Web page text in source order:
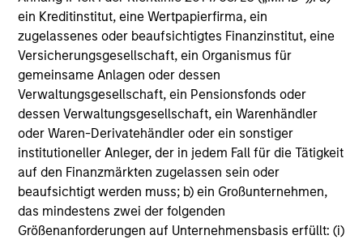
ein Kreditinstitut, eine Wertpapierfirma, ein
zugelassenes oder beaufsichtigtes Finanzinstitut, eine
Versicherungsgesellschaft, ein Organismus für
gemeinsame Anlagen oder dessen
Verwaltungsgesellschaft, ein Pensionsfonds oder
dessen Verwaltungsgesellschaft, ein Warenhändler
oder Waren-Derivatehändler oder ein sonstiger
institutioneller Anleger, der in jedem Fall für die Tätigkeit
auf den Finanzmärkten zugelassen sein oder
beaufsichtigt werden muss; b) ein Großunternehmen,
das mindestens zwei der folgenden
Größenanforderungen auf Unternehmensbasis erfüllt: (i)
of making long-term investments in companies with:
inherent sustainable competitive advantages (such as a
patent portfolio, a network or community effect, etc.);
brand-name recognition; the ability to redeploy capital at
high rates of return; and strong free-cash-flow yield three
to five years in the future. These characteristics, in the
team’s view, provide the potential for consistent long-
The team believes that the development of insights is
valuable to the investment process, and guiding
principles combined with intellectual and process
flexibility are critical to strong decision-making in pursuit